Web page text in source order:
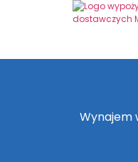
Wynajem